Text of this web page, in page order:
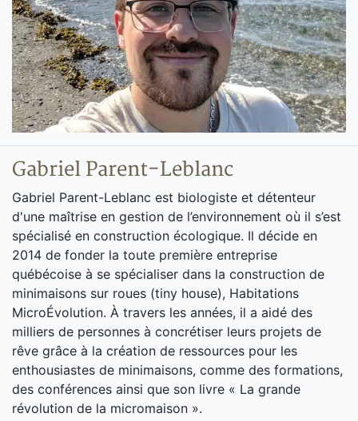
Gabriel Parent-Leblanc
Gabriel Parent-Leblanc est biologiste et détenteur
d'une maîtrise en gestion de l’environnement où il s’est
spécialisé en construction écologique. Il décide en
2014 de fonder la toute première entreprise
québécoise à se spécialiser dans la construction de
minimaisons sur roues (tiny house), Habitations
MicroÉvolution. À travers les années, il a aidé des
milliers de personnes à concrétiser leurs projets de
rêve grâce à la création de ressources pour les
enthousiastes de minimaisons, comme des formations,
des conférences ainsi que son livre « La grande
révolution de la micromaison ».